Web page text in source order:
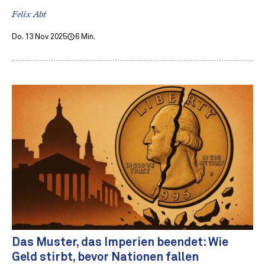
Felix Abt
Do. 13 Nov 2025 6 Min.
Das Muster, das Imperien beendet: Wie
Geld stirbt, bevor Nationen fallen